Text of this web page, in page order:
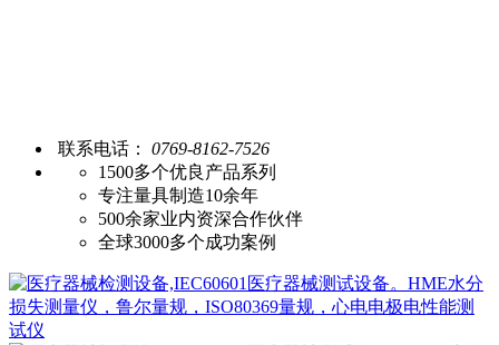
联系电话：
0769-8162-7526
1500多个优良产品系列
专注量具制造10余年
500余家业内资深合作伙伴
全球3000多个成功案例